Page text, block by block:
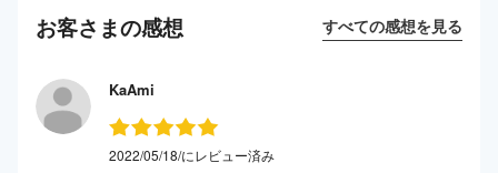
お客さまの感想 すべての感想を見る
KaAmi
2022/05/18/にレビュー済み